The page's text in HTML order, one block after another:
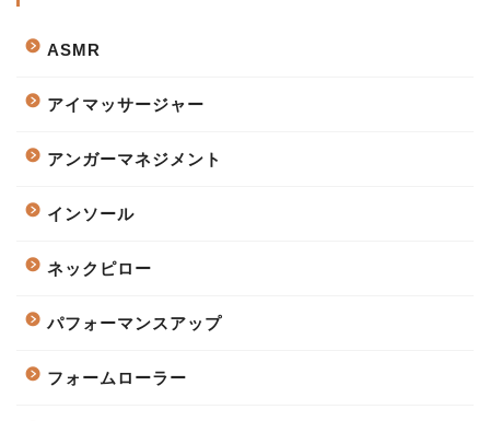
ASMR
アイマッサージャー
アンガーマネジメント
インソール
ネックピロー
パフォーマンスアップ
フォームローラー